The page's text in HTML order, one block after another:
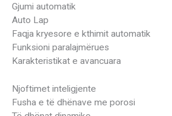
Gjumi automatik
Auto Lap
Faqja kryesore e kthimit automatik
Funksioni paralajmërues
Karakteristikat e avancuara
Njoftimet inteligjente
Fusha e të dhënave me porosi